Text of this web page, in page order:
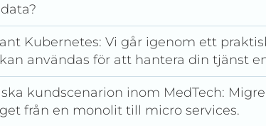
Kubernetes: Vi går igenom ett
användas för att hantera din tjänst
kundscenarion inom MedTech:
från en monolit till micro services.